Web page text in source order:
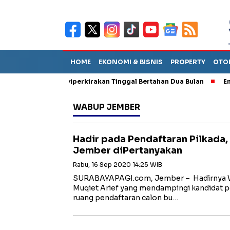
HOME EKONOMI & BISNIS PROPERTY
Sebut TPA Diperkirakan Tinggal Bertahan Dua Bulan Empat
WABUP JEMBER
Hadir pada Pendaftaran Pilkada,
Jember diPertanyakan
Rabu, 16 Sep 2020 14:25 WIB
SURABAYAPAGI.com, Jember –
Muqiet Arief yang mendampingi kandidat
ruang pendaftaran calon bu…